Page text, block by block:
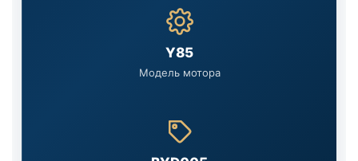
Y85
Модель мотора